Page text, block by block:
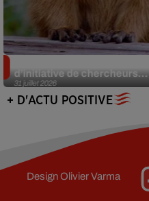
31 juillet 2026
d’initiative de chercheurs...
+ D'ACTU POSITIVE
DesignOlivier Varma